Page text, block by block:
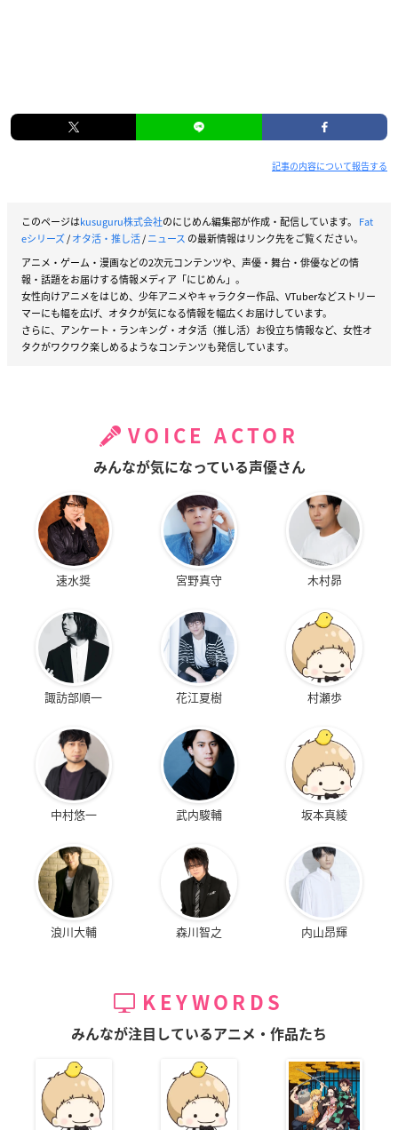
記事の内容について報告する
このページはkusuguru株式会社のにじめん編集部が作成・配信しています。 Fat
eシリーズ/オタ活・推し活/ニュース の最新情報はリンク先をご覧ください。
アニメ・ゲーム・漫画などの2次元コンテンツや、声優・舞台・俳優などの情
報・話題をお届けする情報メディア「にじめん」。
女性向けアニメをはじめ、少年アニメやキャラクター作品、VTuberなどストリー
マーにも幅を広げ、オタクが気になる情報を幅広くお届けしています。
さらに、アンケート・ランキング・オタ活（推し活）お役立ち情報など、女性オ
タクがワクワク楽しめるようなコンテンツも発信しています。
VOICE ACTOR
みんなが気になっている声優さん
速水奨 宮野真守 木村昴
諏訪部順一 花江夏樹 村瀬歩
中村悠一 武内駿輔 坂本真綾
浪川大輔 森川智之 内山昂輝
KEYWORDS
みんなが注目しているアニメ・作品たち